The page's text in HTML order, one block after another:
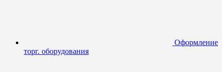
Оформление
торг. оборудования